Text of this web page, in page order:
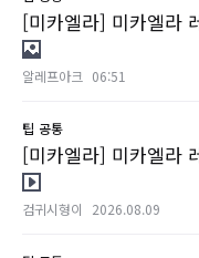
[미카엘라] 미카엘라
알레프아크 06:51
팁 공통
[미카엘라] 미카엘라
검귀시형이 2026.08.09